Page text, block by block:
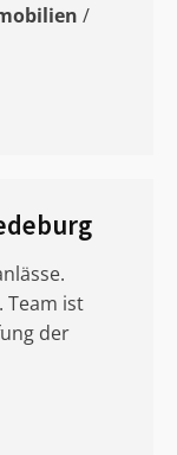
/
. Team ist
der